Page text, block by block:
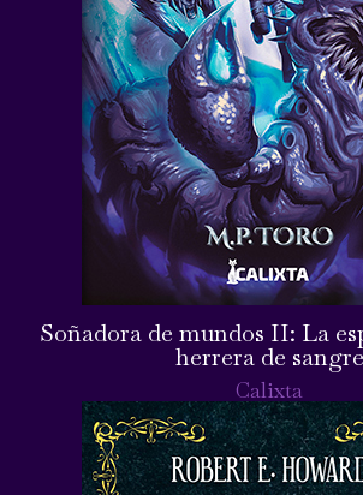
Soñadora de mundos II: La
herrera de sangre
Calixta